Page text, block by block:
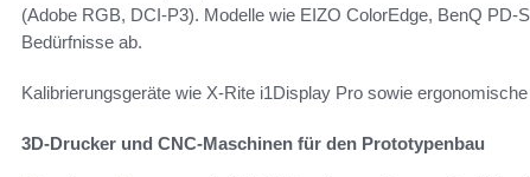
(Adobe RGB, DCI-P3). Modelle wie EIZO ColorEdge, BenQ PD-
Bedürfnisse ab.
Kalibrierungsgeräte wie X-Rite i1Display Pro sowie
3D-Drucker und CNC-Maschinen für den Prototypenbau